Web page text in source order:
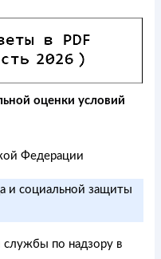
оценки условий
Федерации
и социальной защиты
по надзору в